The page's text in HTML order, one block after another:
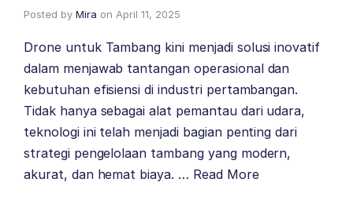
Posted by Mira on April 11, 2025
Drone untuk Tambang kini menjadi solusi inovatif
dalam menjawab tantangan operasional dan
kebutuhan efisiensi di industri pertambangan.
Tidak hanya sebagai alat pemantau dari udara,
teknologi ini telah menjadi bagian penting dari
strategi pengelolaan tambang yang modern,
akurat, dan hemat biaya. … Read More